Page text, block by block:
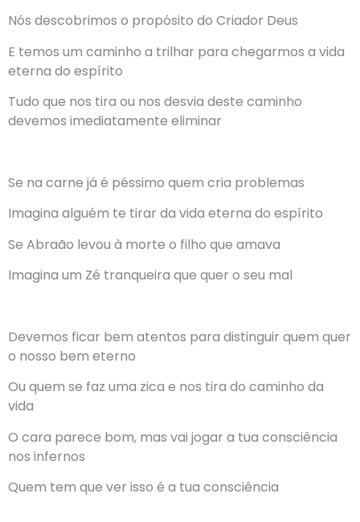
Nós descobrimos o propósito do Criador Deus
E temos um caminho a trilhar para chegarmos a vida
eterna do espírito
Tudo que nos tira ou nos desvia deste caminho
devemos imediatamente eliminar
Se na carne já é péssimo quem cria problemas
Imagina alguém te tirar da vida eterna do espírito
Se Abraão levou à morte o filho que amava
Imagina um Zé tranqueira que quer o seu mal
Devemos ficar bem atentos para distinguir quem quer
o nosso bem eterno
Ou quem se faz uma zica e nos tira do caminho da
vida
O cara parece bom, mas vai jogar a tua consciência
nos infernos
Quem tem que ver isso é a tua consciência